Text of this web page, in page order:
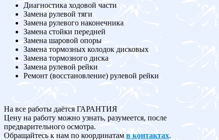
Диагностика ходовой части
Замена рулевой тяги
Замена рулевого наконечника
Замена стойки передней
Замена шаровой опоры
Замена тормозных колодок дисковых
Замена тормозного диска
Замена рулевой рейки
Ремонт (восстановление) рулевой рейки
На все работы даётся ГАРАНТИЯ
Цену на работу можно узнать, разумеется, после
предварительного осмотра.
Обращайтесь к нам по координатам в контактах.